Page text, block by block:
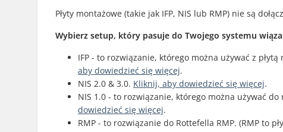
Płyty montażowe (takie jak IFP, NIS lub RMP) nie są
Wybierz setup, który pasuje do Twojego systemu
IFP - to rozwiązanie, którego można używać z
aby dowiedzieć się więcej.
NIS 2.0 & 3.0. Kliknij, aby dowiedzieć się więcej.
NIS 1.0 - to rozwiązanie, którego można używać
dowiedzieć się więcej.
RMP - to rozwiązanie do Rottefella RMP. (RMP to